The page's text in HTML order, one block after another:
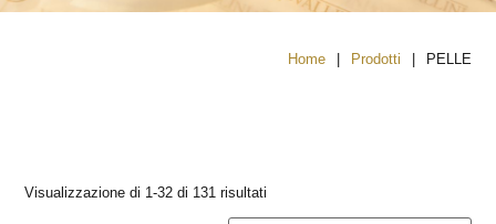
Home | Prodotti | PELLE
Visualizzazione di 1-32 di 131 risultati